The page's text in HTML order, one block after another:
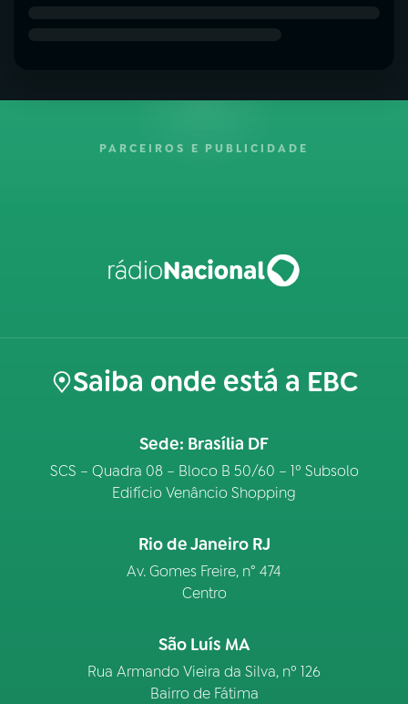
PARCEIROS E PUBLICIDADE
Saiba onde está a EBC
Sede: Brasília DF
SCS – Quadra 08 – Bloco B 50/60 – 1º Subsolo
Edifício Venâncio Shopping
Rio de Janeiro RJ
Av. Gomes Freire, n° 474
Centro
São Luís MA
Rua Armando Vieira da Silva, nº 126
Bairro de Fátima